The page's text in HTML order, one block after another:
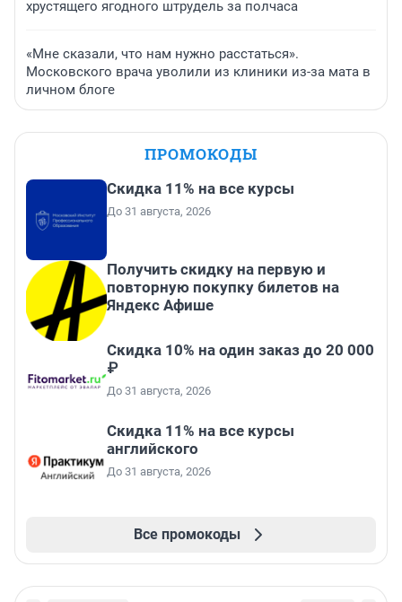
хрустящего ягодного штрудель за полчаса
«Мне сказали, что нам нужно расстаться».
Московского врача уволили из клиники из-за мата в
личном блоге
ПРОМОКОДЫ
Скидка 11% на все курсы
До 31 августа, 2026
Получить скидку на первую и
повторную покупку билетов на
Яндекс Афише
Скидка 10% на один заказ до 20 000
₽
До 31 августа, 2026
Скидка 11% на все курсы
английского
До 31 августа, 2026
Все промокоды